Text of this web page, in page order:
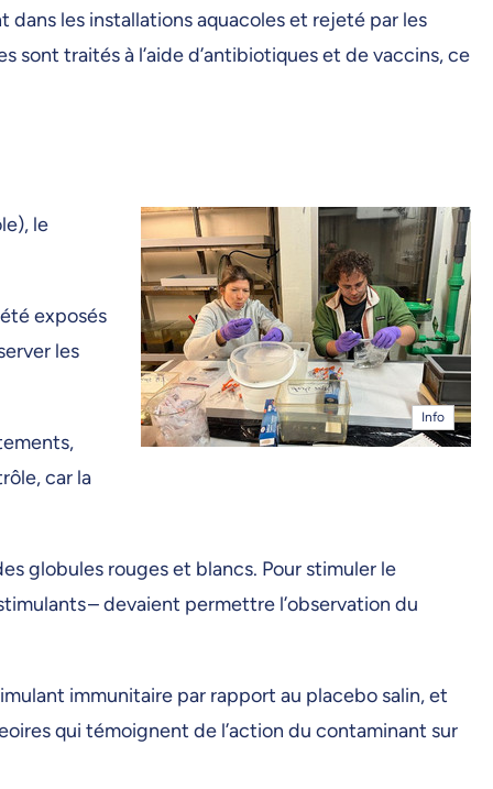
les installations aquacoles et rejeté par les
sont traités à l’aide d’antibiotiques et de vaccins, ce
Info
le
exposés
les
car la
globules rouges et blancs. Pour stimuler le
– devaient permettre l’observation du
immunitaire par rapport au placebo salin, et
qui témoignent de l’action du contaminant sur